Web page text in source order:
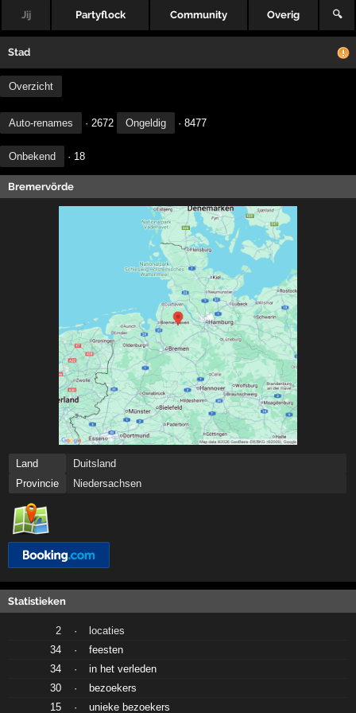
Jij Partyflock Community Overig 🔍
Stad
Overzicht
Auto-renames · 2672 Ongeldig · 8477
Onbekend · 18
Bremervörde
Land
Duitsland
Provincie
Niedersachsen
Statistieken
2 ·
locaties
34
·
feesten
34
·
in het verleden
30
·
bezoekers
15
· unieke bezoekers